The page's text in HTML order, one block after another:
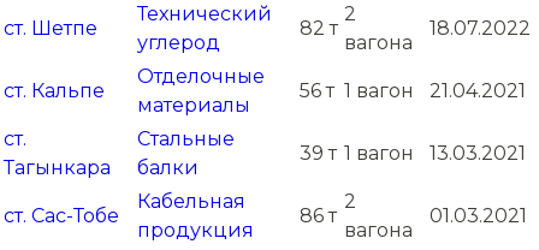
ст. Шетпе
Технический
углерод
82 т
2
вагона
18.07.2022
ст. Кальпе
Отделочные
материалы
56 т 1 вагон 21.04.2021
ст.
Тагынкара
Стальные
балки
39 т 1 вагон 13.03.2021
ст. Сас-Тобе
Кабельная
продукция
86 т
2
вагона
01.03.2021